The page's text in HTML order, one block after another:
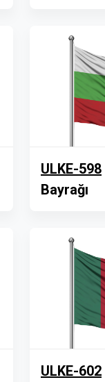
ULKE-598
Bayrağı
ULKE-602